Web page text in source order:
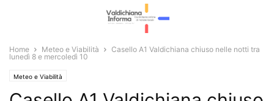
Home Meteo e Viabilità
Casello A1 Valdichiana chiuso nelle notti tra
lunedì 8 e mercoledì 10
Meteo e Viabilità